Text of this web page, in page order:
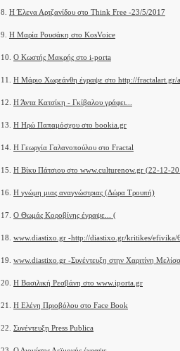
8. Η Έλενα Αρτζανίδου στο Think Free -23/5/2017
9. Η Μαρία Ρουσάκη στο KosVoice
10. Ο Κωστής Μακρής στο i-porta
11. Η Μάριο Χωρεάνθη έγραψε στο http://
12. Η Άντα Κατσίκη - Γκίβαλου γράφει...
13. Η Ηρώ Παπαμόσχου στο bookia.gr
14. Η Γεωργία Γαλανοπούλου στο Fractal
15. Η Βίκυ Πάτσιου στο www.culturenow.gr (22-12-
16. Η γνώμη μιας αναγνώστριας (Δώρα Τρουπή)
17. Ο Θωμάς Κοροβίνης έγραψε... (
18. www.diastixo.gr -http://diastixo.gr/kritikes/
19. www.diastixo.gr -Συνέντευξη στην Χαριτίνη
20. Η Βασιλική Ρεσβάνη στο www.iporta.gr
21. Η Ελένη Πριοβόλου στο Face Book
22. Συνέντευξη Press Publica